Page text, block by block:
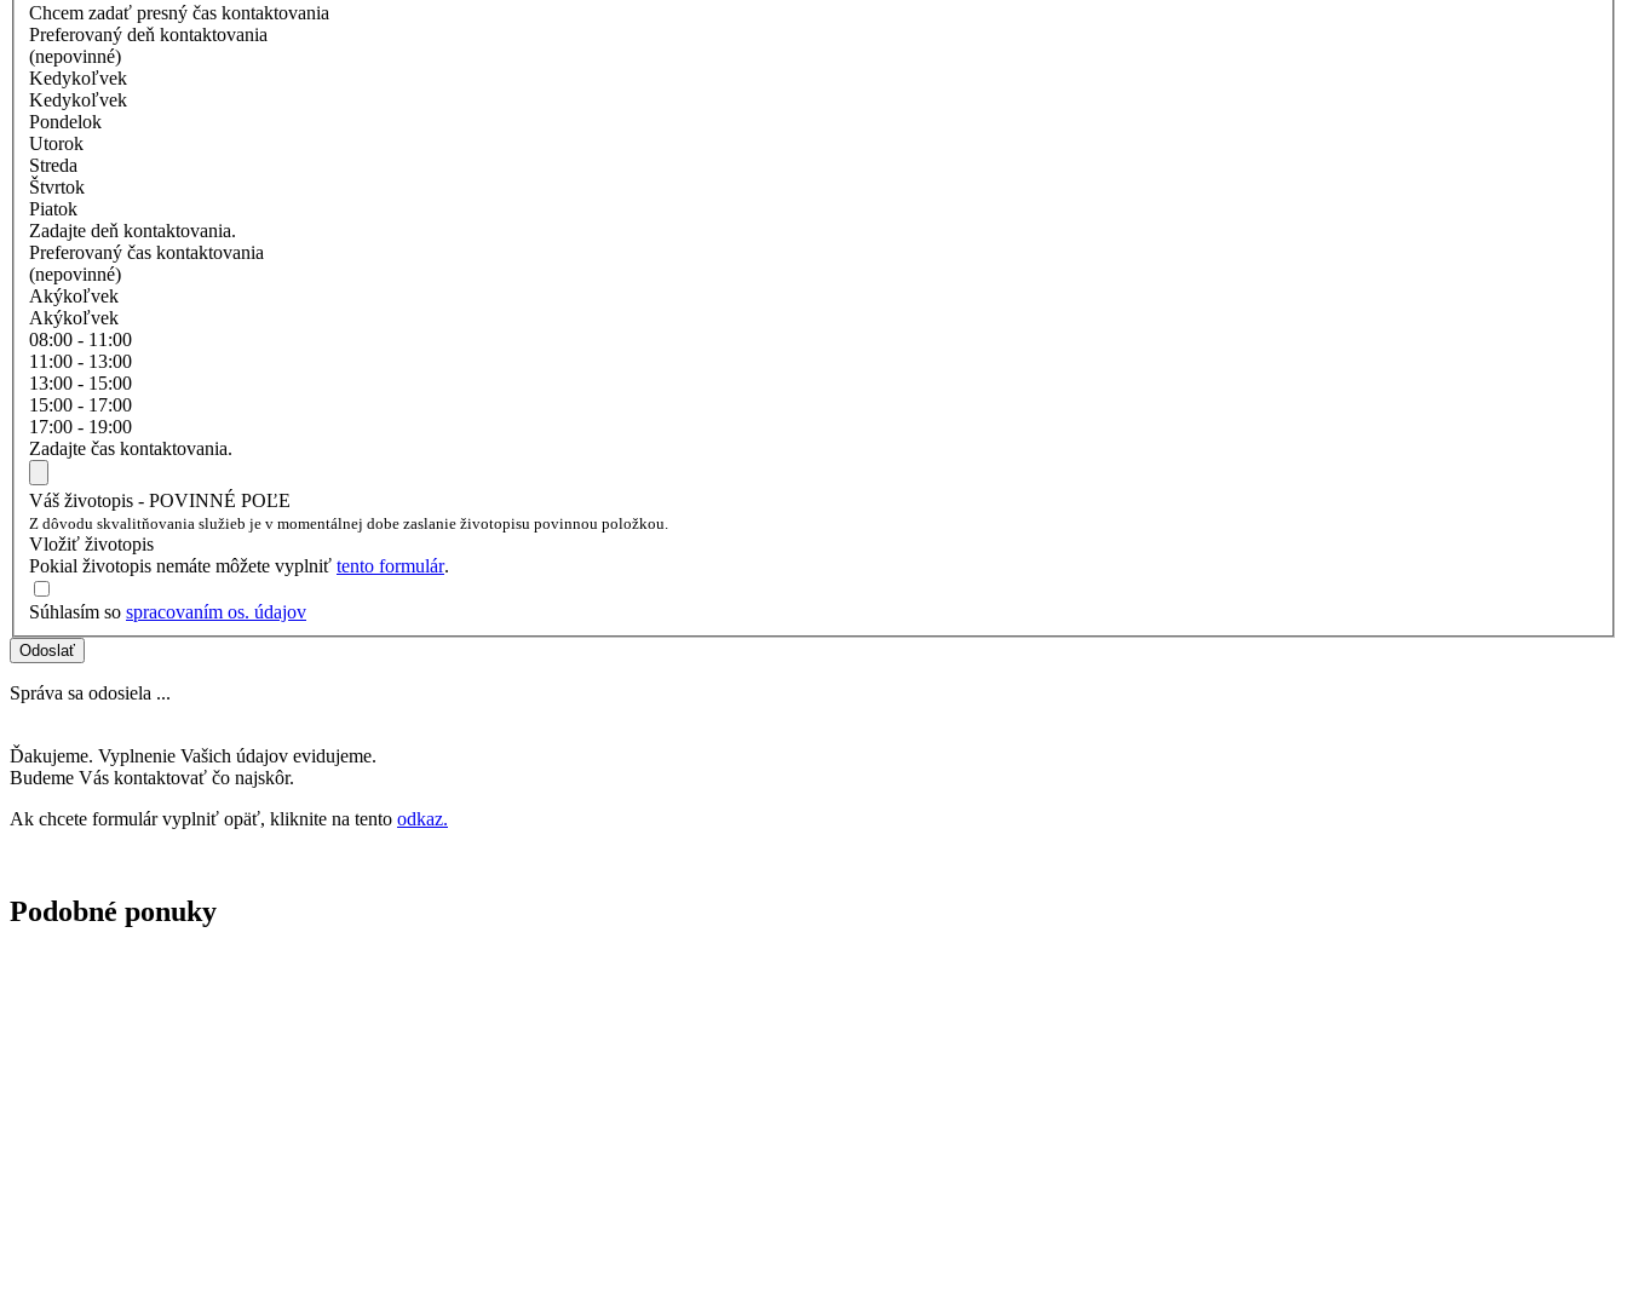
Chcem zadať presný čas kontaktovania
Preferovaný deň kontaktovania
(nepovinné)
Kedykoľvek
Kedykoľvek
Pondelok
Utorok
Streda
Štvrtok
Piatok
Zadajte deň kontaktovania.
Preferovaný čas kontaktovania
(nepovinné)
Akýkoľvek
Akýkoľvek
08:00 - 11:00
11:00 - 13:00
13:00 - 15:00
15:00 - 17:00
17:00 - 19:00
Zadajte čas kontaktovania.
Váš životopis - POVINNÉ POĽE
Z dôvodu skvalitňovania služieb je v momentálnej dobe zaslanie životopisu povinnou položkou.
Vložiť životopis
Pokial životopis nemáte môžete vyplniť tento formulár.
Súhlasím so spracovaním os. údajov
Odoslať
Správa sa odosiela ...
Ďakujeme. Vyplnenie Vašich údajov evidujeme.
Budeme Vás kontaktovať čo najskôr.
Ak chcete formulár vyplniť opäť, kliknite na tento odkaz.
Podobné ponuky